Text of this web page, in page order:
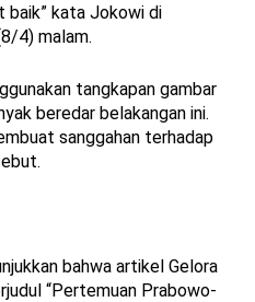
baik” kata Jokowi di
4) malam.
tangkapan gambar
beredar belakangan ini.
sanggahan terhadap
bahwa artikel Gelora
“Pertemuan Prabowo-